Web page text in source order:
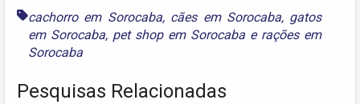
cachorro em Sorocaba, cães em Sorocaba, gatos
em Sorocaba, pet shop em Sorocaba e rações em
Sorocaba
Pesquisas Relacionadas